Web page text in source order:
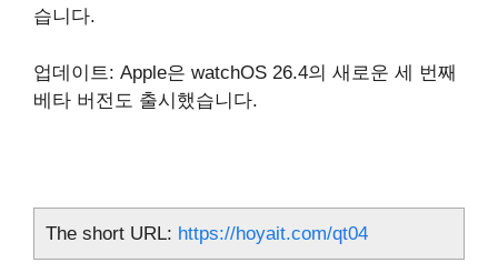
습니다.
업데이트: Apple은 watchOS 26.4의 새로운 세 번째
베타 버전도 출시했습니다.
The short URL: https://hoyait.com/qt04